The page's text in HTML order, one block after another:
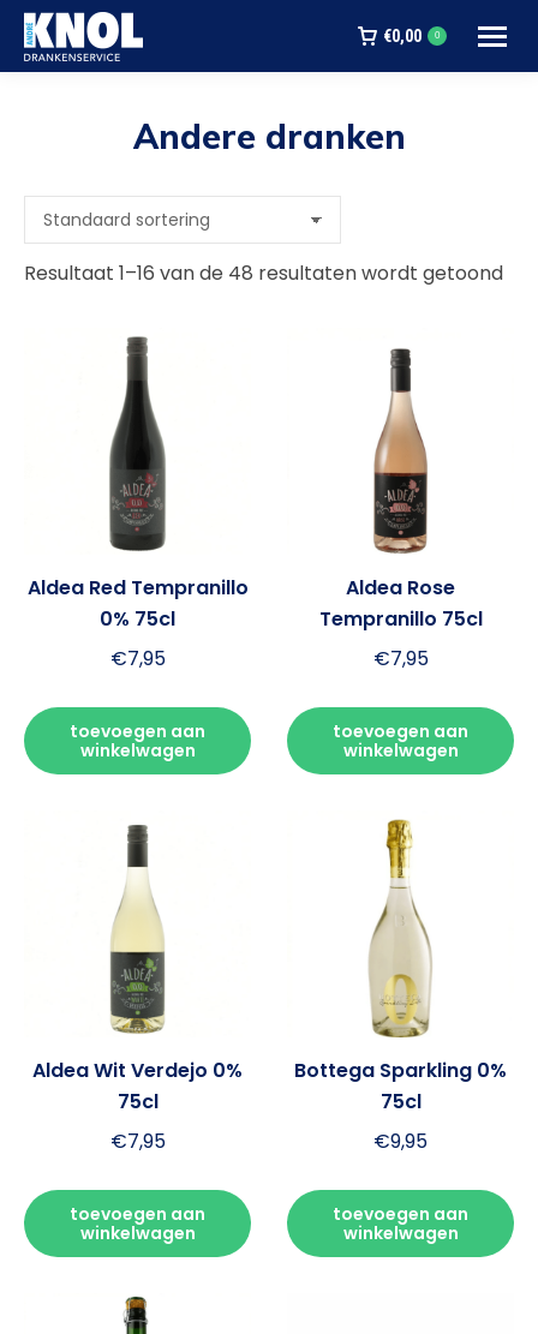
€0,00 0
Andere dranken
Resultaat 1–16 van de 48 resultaten wordt getoond
Aldea Red Tempranillo
0% 75cl
€7,95
toevoegen aan
winkelwagen
Aldea Rose
Tempranillo 75cl
€7,95
toevoegen aan
winkelwagen
Aldea Wit Verdejo 0%
75cl
€7,95
toevoegen aan
winkelwagen
Bottega Sparkling 0%
75cl
€9,95
toevoegen aan
winkelwagen